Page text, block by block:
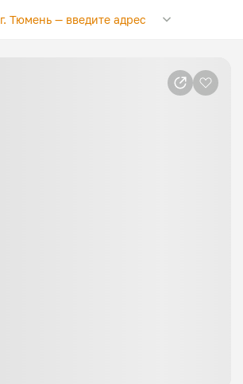
г. Тюмень — введите адрес